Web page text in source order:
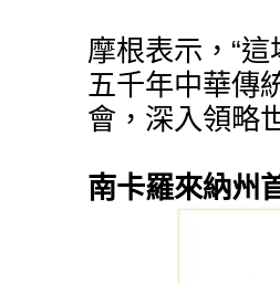
摩根表示，“
五千年中華傳
會，深入領略
南卡羅來納州